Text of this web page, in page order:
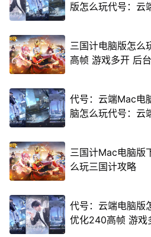
版怎么玩代号：云
三国计电脑版怎么
高帧 游戏多开 后
代号：云端Mac电
脑怎么玩代号：云
三国计Mac电脑版
么玩三国计攻略
代号：云端电脑版
优化240高帧 游戏